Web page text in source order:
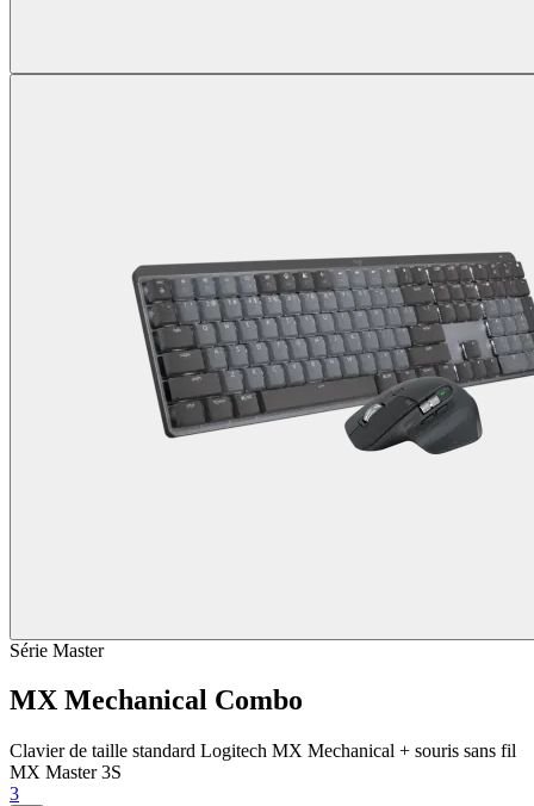
Série Master
MX Mechanical Combo
Clavier de taille standard Logitech MX Mechanical + souris sans fil
MX Master 3S
3